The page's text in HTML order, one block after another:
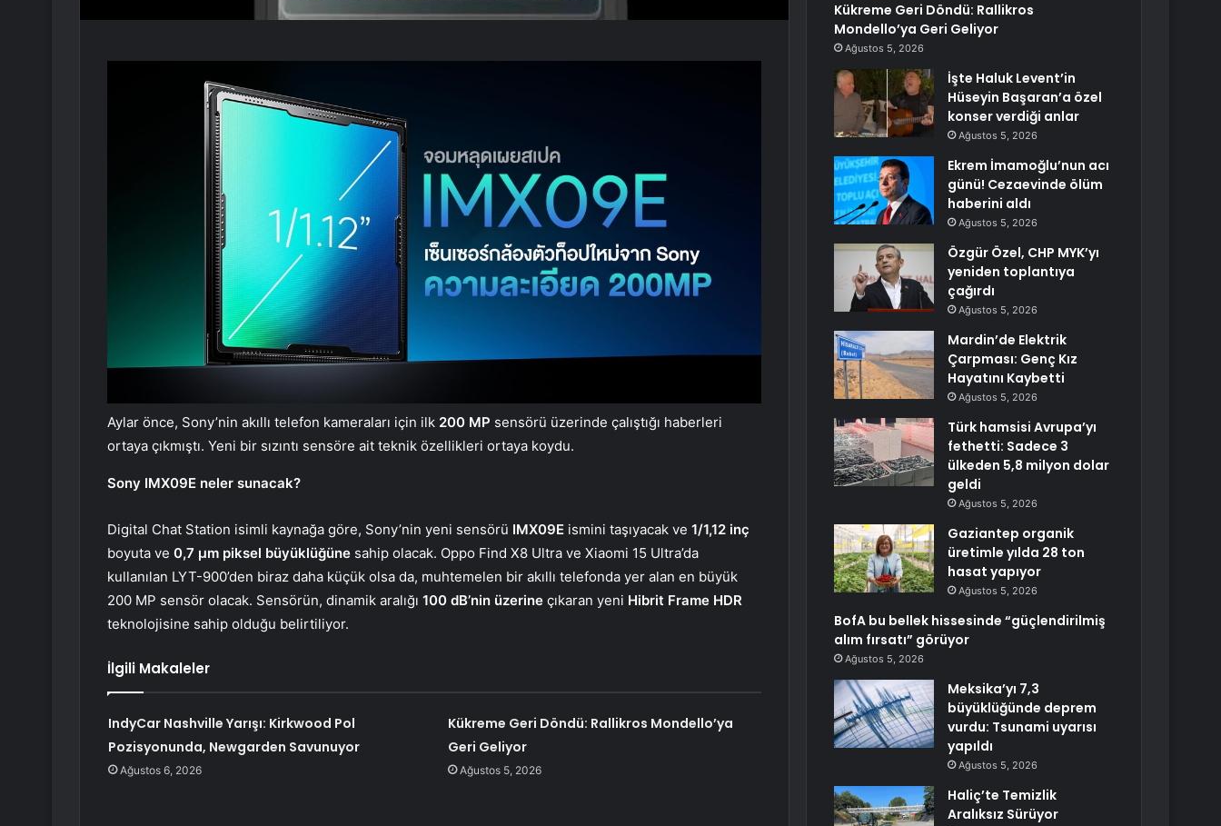
Aylar önce, Sony’nin akıllı telefon kameraları için ilk 200 MP sensörü üzerinde çalıştığı haberleri
ortaya çıkmıştı. Yeni bir sızıntı sensöre ait teknik özellikleri ortaya koydu.
Sony IMX09E neler sunacak?
Digital Chat Station isimli kaynağa göre, Sony’nin yeni sensörü IMX09E ismini taşıyacak ve 1/1,12 inç
boyuta ve 0,7 μm piksel büyüklüğüne sahip olacak. Oppo Find X8 Ultra ve Xiaomi 15 Ultra’da
kullanılan LYT-900’den biraz daha küçük olsa da, muhtemelen bir akıllı telefonda yer alan en büyük
200 MP sensör olacak. Sensörün, dinamik aralığı 100 dB’nin üzerine çıkaran yeni Hibrit Frame HDR
teknolojisine sahip olduğu belirtiliyor.
İlgili Makaleler
IndyCar Nashville Yarışı: Kirkwood Pol
Pozisyonunda, Newgarden Savunuyor
Ağustos 6, 2026
Kükreme Geri Döndü: Rallikros Mondello’ya
Geri Geliyor
Ağustos 5, 2026
Kükreme Geri Döndü: Rallikros
Mondello’ya Geri Geliyor
Ağustos 5, 2026
İşte Haluk Levent’in
Hüseyin Başaran’a özel
konser verdiği anlar
Ağustos 5, 2026
Ekrem İmamoğlu’nun acı
günü! Cezaevinde ölüm
haberini aldı
Ağustos 5, 2026
Özgür Özel, CHP MYK’yı
yeniden toplantıya
çağırdı
Ağustos 5, 2026
Mardin’de Elektrik
Çarpması: Genç Kız
Hayatını Kaybetti
Ağustos 5, 2026
Türk hamsisi Avrupa’yı
fethetti: Sadece 3
ülkeden 5,8 milyon dolar
geldi
Ağustos 5, 2026
Gaziantep organik
üretimle yılda 28 ton
hasat yapıyor
Ağustos 5, 2026
BofA bu bellek hissesinde “güçlendirilmiş
alım fırsatı” görüyor
Ağustos 5, 2026
Meksika’yı 7,3
büyüklüğünde deprem
vurdu: Tsunami uyarısı
yapıldı
Ağustos 5, 2026
Haliç’te Temizlik
Aralıksız Sürüyor